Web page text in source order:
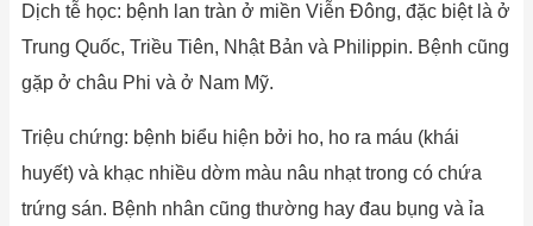
Dịch tễ học: bệnh lan tràn ở miền Viễn Đông, đặc biệt là ở
Trung Quốc, Triều Tiên, Nhật Bản và Philippin. Bệnh cũng
gặp ở châu Phi và ở Nam Mỹ.
Triệu chứng: bệnh biểu hiện bởi ho, ho ra máu (khái
huyết) và khạc nhiều dờm màu nâu nhạt trong có chứa
trứng sán. Bệnh nhân cũng thường hay đau bụng và ỉa